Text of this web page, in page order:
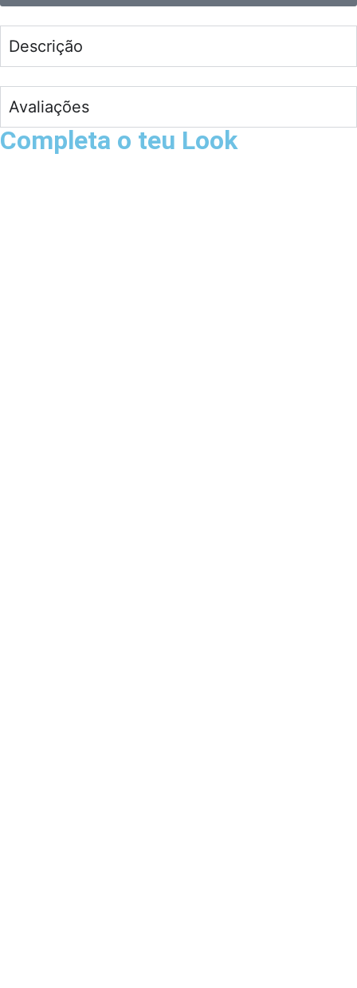
Descrição
Avaliações
Completa o teu Look